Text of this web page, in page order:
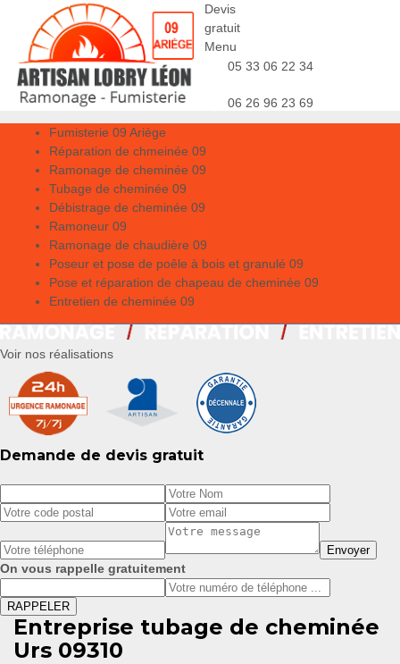
Devis
gratuit
Menu
05 33 06 22 34
06 26 96 23 69
Fumisterie 09 Ariège
Réparation de chmeinée 09
Ramonage de cheminée 09
Tubage de cheminée 09
Débistrage de cheminée 09
Ramoneur 09
Ramonage de chaudière 09
Poseur et pose de poêle à bois et granulé 09
Pose et réparation de chapeau de cheminée 09
Entretien de cheminée 09
Voir nos réalisations
Demande de devis gratuit
On vous rappelle gratuitement
Entreprise tubage de cheminée
Urs 09310